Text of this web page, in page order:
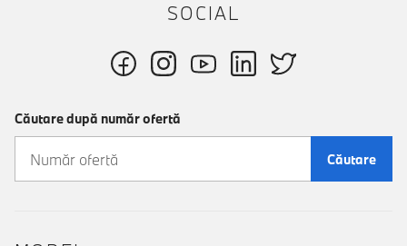
SOCIAL
Căutare după număr ofertă
Căutare